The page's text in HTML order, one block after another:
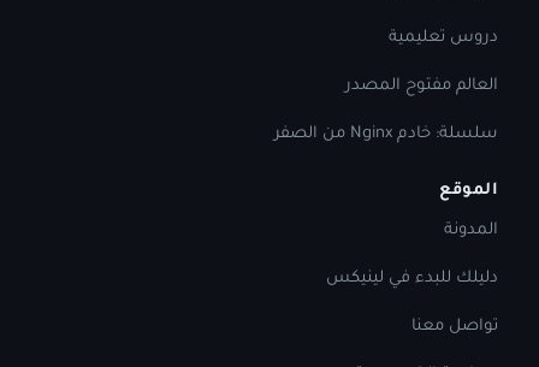
دروس تعليمية
العالم مفتوح المصدر
سلسلة: خادم Nginx من الصفر
الموقع
المدونة
دليلك للبدء في لينيكس
تواصل معنا